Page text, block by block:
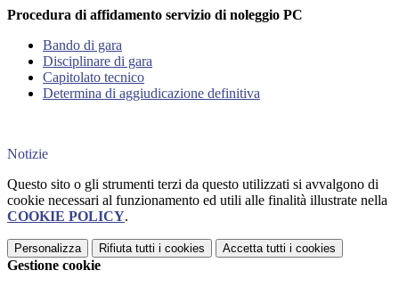
Procedura di affidamento servizio di noleggio PC
Bando di gara
Disciplinare di gara
Capitolato tecnico
Determina di aggiudicazione definitiva
Notizie
Questo sito o gli strumenti terzi da questo utilizzati si avvalgono di
cookie necessari al funzionamento ed utili alle finalità illustrate nella
COOKIE POLICY.
Personalizza Rifiuta tutti i cookies Accetta tutti i cookies
Gestione cookie